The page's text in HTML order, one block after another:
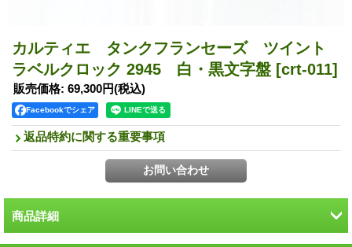
カルティエ タンクフランセーズ ツイント
ラベルクロック 2945 白・黒文字盤 [crt-011]
販売価格: 69,300円(税込)
Facebookでシェア
返品特約に関する重要事項
商品詳細